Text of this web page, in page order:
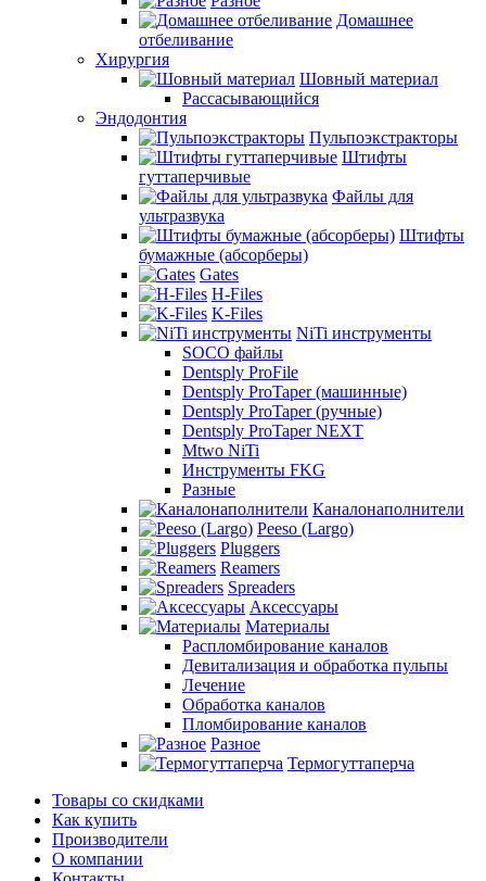
Домашнее
отбеливание
Хирургия
Шовный материал
Рассасывающийся
Эндодонтия
Пульпоэкстракторы
Штифты
гуттаперчивые
Файлы для
ультразвука
Штифты
бумажные (абсорберы)
Gates
H-Files
K-Files
NiTi инструменты
SOCO файлы
Dentsply ProFile
Dentsply ProTaper (машинные)
Dentsply ProTaper (ручные)
Dentsply ProTaper NEXT
Mtwo NiTi
Инструменты FKG
Разные
Каналонаполнители
Peeso (Largo)
Pluggers
Reamers
Spreaders
Аксессуары
Материалы
Распломбирование каналов
Девитализация и обработка пульпы
Лечение
Обработка каналов
Пломбирование каналов
Разное
Термогуттаперча
Товары со скидками
Как купить
Производители
О компании